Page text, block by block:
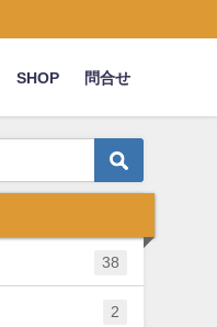
SHOP 問合せ
制度の製品に登録されまし
38
2